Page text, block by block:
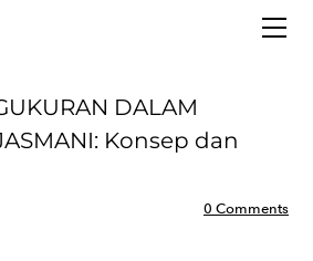
DALAM
Konsep dan
0 Comments